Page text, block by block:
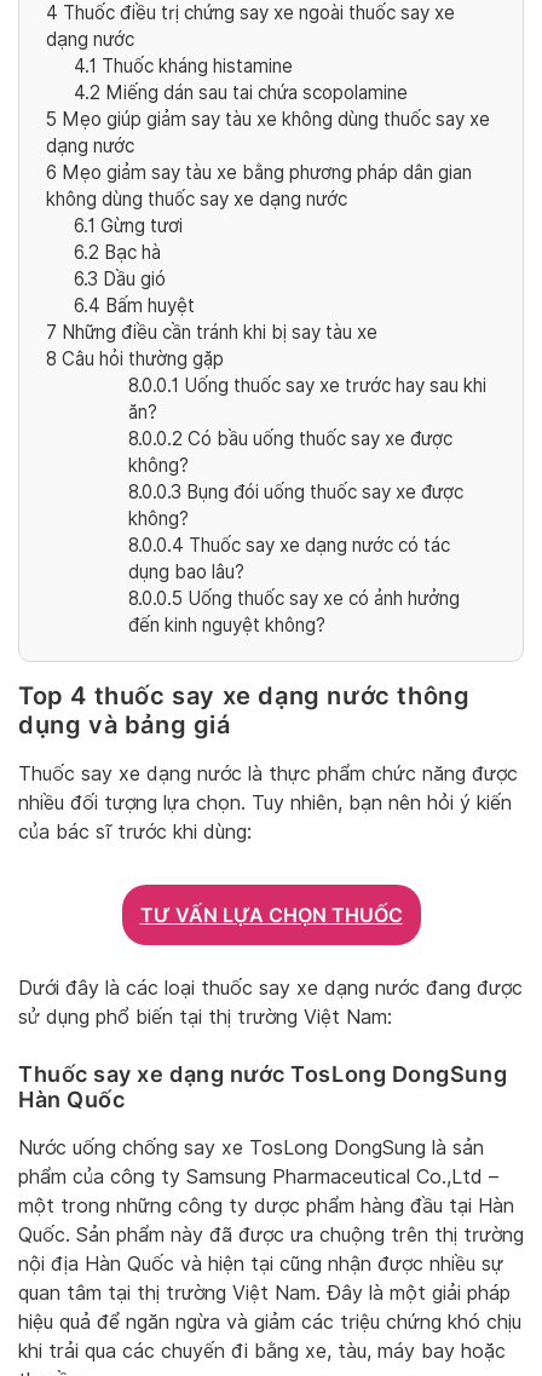
4 Thuốc điều trị chứng say xe ngoài thuốc say xe
dạng nước
4.1 Thuốc kháng histamine
4.2 Miếng dán sau tai chứa scopolamine
5 Mẹo giúp giảm say tàu xe không dùng thuốc say xe
dạng nước
6 Mẹo giảm say tàu xe bằng phương pháp dân gian
không dùng thuốc say xe dạng nước
6.1 Gừng tươi
6.2 Bạc hà
6.3 Dầu gió
6.4 Bấm huyệt
7 Những điều cần tránh khi bị say tàu xe
8 Câu hỏi thường gặp
8.0.0.1 Uống thuốc say xe trước hay sau khi
ăn?
8.0.0.2 Có bầu uống thuốc say xe được
không?
8.0.0.3 Bụng đói uống thuốc say xe được
không?
8.0.0.4 Thuốc say xe dạng nước có tác
dụng bao lâu?
8.0.0.5 Uống thuốc say xe có ảnh hưởng
đến kinh nguyệt không?
Top 4 thuốc say xe dạng nước thông
dụng và bảng giá
Thuốc say xe dạng nước là thực phẩm chức năng được
nhiều đối tượng lựa chọn. Tuy nhiên, bạn nên hỏi ý kiến
của bác sĩ trước khi dùng:
TƯ VẤN LỰA CHỌN THUỐC
Dưới đây là các loại thuốc say xe dạng nước đang được
sử dụng phổ biến tại thị trường Việt Nam:
Thuốc say xe dạng nước TosLong DongSung
Hàn Quốc
Nước uống chống say xe TosLong DongSung là sản
phẩm của công ty Samsung Pharmaceutical Co.,Ltd –
một trong những công ty dược phẩm hàng đầu tại Hàn
Quốc. Sản phẩm này đã được ưa chuộng trên thị trường
nội địa Hàn Quốc và hiện tại cũng nhận được nhiều sự
quan tâm tại thị trường Việt Nam. Đây là một giải pháp
hiệu quả để ngăn ngừa và giảm các triệu chứng khó chịu
khi trải qua các chuyến đi bằng xe, tàu, máy bay hoặc